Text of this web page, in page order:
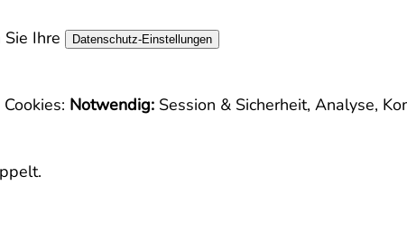
Ihre
Datenschutz-Einstellungen
Cookies: Notwendig: Session & Sicherheit, Analyse,